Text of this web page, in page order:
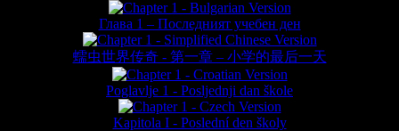
Глава 1 – Последният учебен ден
蠕虫世界传奇 - 第一章 – 小学的最后一天
Poglavlje 1 - Posljednji dan škole
Kapitola I - Poslední den školy